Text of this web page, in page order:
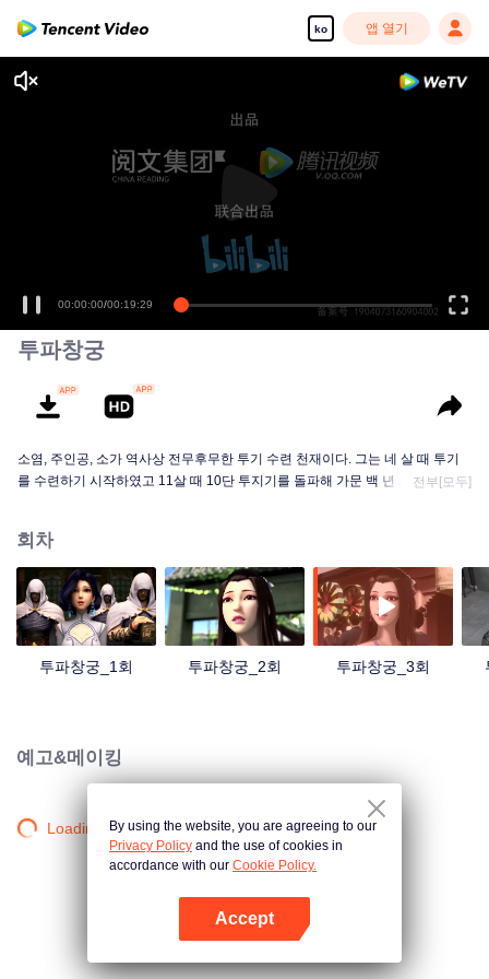
ko 앱 열기
00:00:00/00:19:29
투파창궁
소염, 주인공, 소가 역사상 전무후무한 투기 수련 천재이다. 그는 네 살 때 투기
를 수련하기 시작하였고 11살 때 10단 투지기를 돌파해 가문 백 년 사상 최연소
다...온갖 시련이 찾아왔다. 바로 그가 절망에 빠질 때, 한 가닥의 영혼이 그의 손
에 있는 반지에서 나타났고 새로운 문을 열어주었다.
전부[모두]
회차
투파창궁_1회 투파창궁_2회 투파창궁_3회
예고&메이킹
Loading…By using the website, you are agreeing to our
Privacy Policy and the use of cookies in
accordance with our Cookie Policy.
Accept